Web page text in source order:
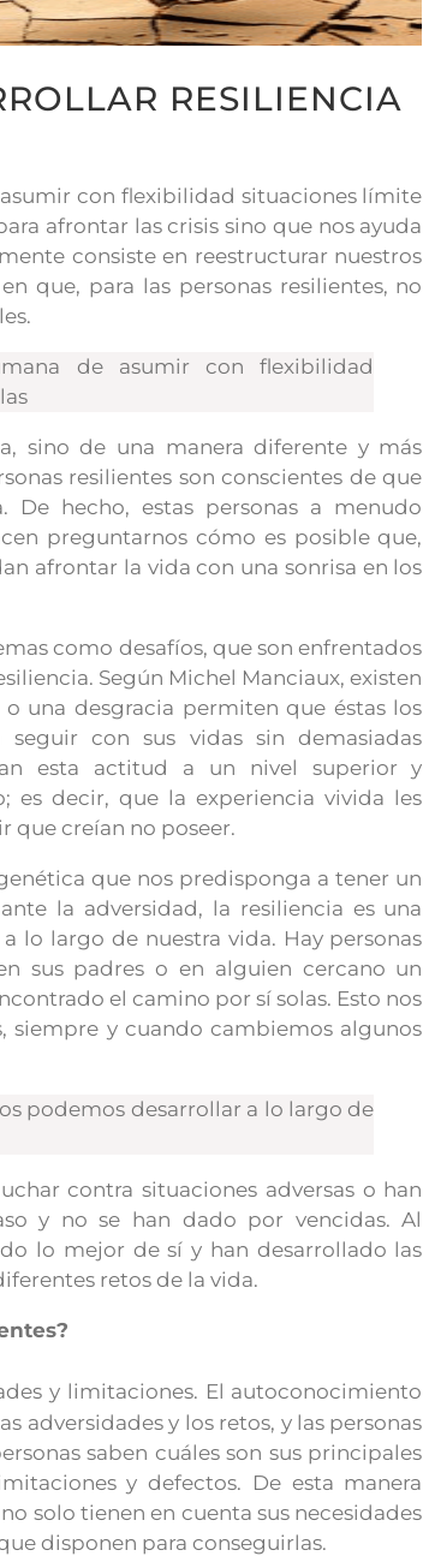
RESILIENCIA
con flexibilidad situaciones límite
afrontar las crisis sino que nos ayuda
consiste en reestructurar nuestros
que, para las personas resilientes, no
de asumir con flexibilidad
sino de una manera diferente y más
resilientes son conscientes de que
hecho, estas personas a menudo
preguntarnos cómo es posible que,
afrontar la vida con una sonrisa en los
como desafíos, que son enfrentados
Según Michel Manciaux, existen
una desgracia permiten que éstas los
con sus vidas sin demasiadas
esta actitud a un nivel superior y
es decir, que la experiencia vivida les
que creían no poseer.
que nos predisponga a tener un
la adversidad, la resiliencia es una
lo largo de nuestra vida. Hay personas
sus padres o en alguien cercano un
el camino por sí solas. Esto nos
siempre y cuando cambiemos algunos
podemos desarrollar a lo largo de
contra situaciones adversas o han
y no se han dado por vencidas. Al
lo mejor de sí y han desarrollado las
retos de la vida.
y limitaciones. El autoconocimiento
adversidades y los retos, y las personas
saben cuáles son sus principales
y defectos. De esta manera
solo tienen en cuenta sus necesidades
disponen para conseguirlas.